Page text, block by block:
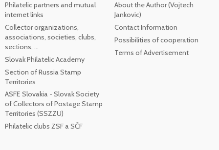
Philatelic partners and mutual
internet links
Collector organizations,
associations, societies, clubs,
sections, ...
Slovak Philatelic Academy
Section of Russia Stamp
Territories
ASFE Slovakia - Slovak Society
of Collectors of Postage Stamp
Territories (SSZZU)
Philatelic clubs ZSF a SČF
About the Author (Vojtech
Jankovic)
Contact Information
Possibilities of cooperation
Terms of Advertisement